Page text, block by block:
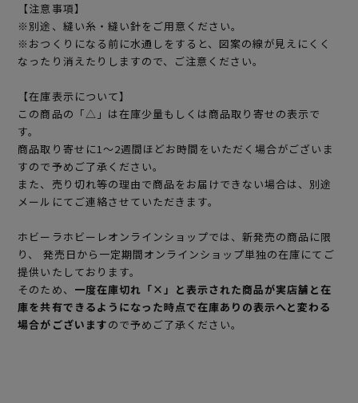
【注意事項】
※別途、縫い糸・縫い針をご用意ください。
※おつくりになる前に水通しをすると、図案の線が見えにくく
なったり消えたりしますので、ご注意ください。
【在庫表示について】
この商品の「△」は在庫少量もしくは商品取り寄せの表示で
す。
商品取り寄せに1～2週間ほどお時間をいただく場合がございま
すので予めご了承ください。
また、売り切れ等の理由で商品をお届けできない場合は、別途
メールにてご連絡させていただきます。
ホビーラホビーレオンラインショップでは、新発売の商品に限
り、 発売日から一定期間オンラインショップ単独の在庫にてご
提供いたしております。
そのため、 一度在庫切れ「×」と表示された商品が実店舗と在
庫を共有できるようになった時点で在庫ありの表示へと変わる
場合がございますので予めご了承ください。